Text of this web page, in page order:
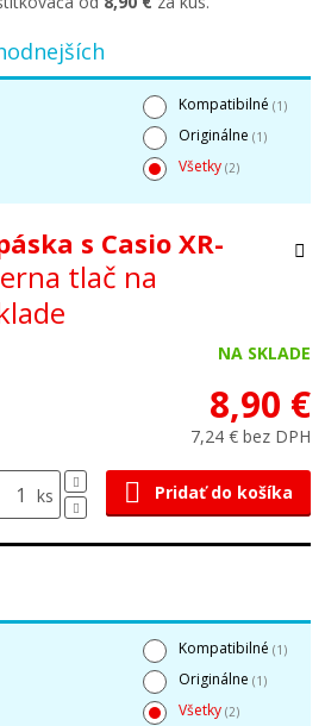
Kompatibilné (1)
Originálne (1)
Všetky (2)
s Casio XR-
tlač na
NA SKLADE
8,90 €
7,24 € bez DPH
ks Pridať do košíka
Kompatibilné (1)
Originálne (1)
Všetky (2)